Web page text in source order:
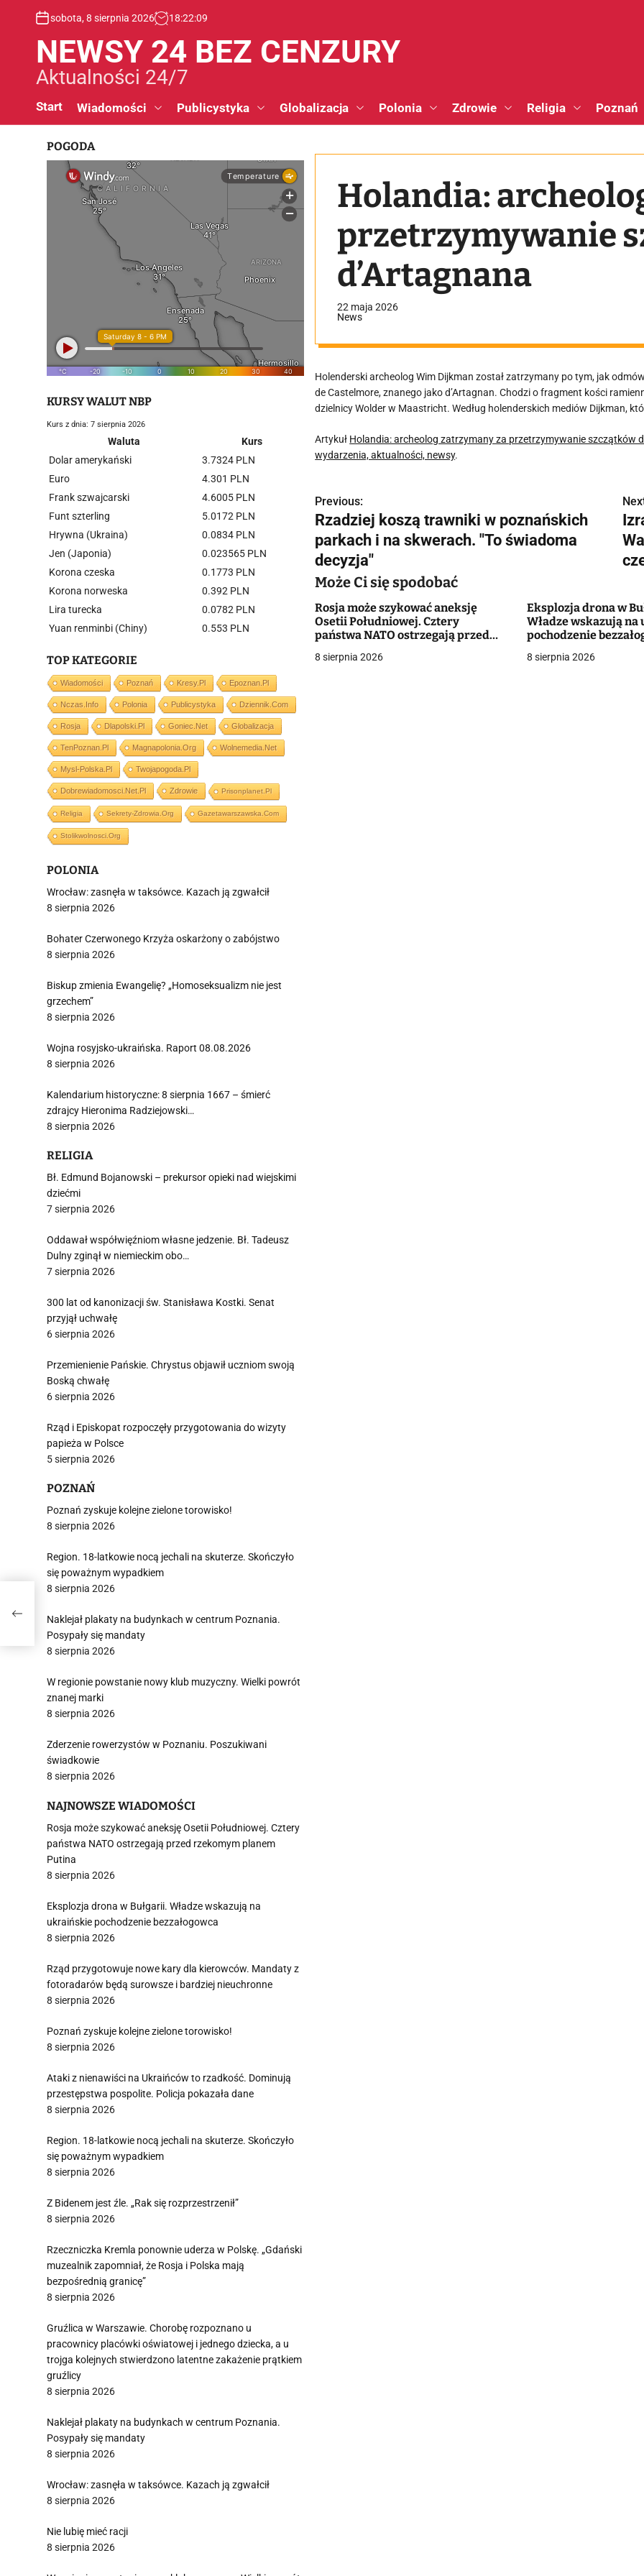
sobota, 8 sierpnia 2026 18:22:10
NEWSY 24 BEZ CENZURY
Aktualności 24/7
Start Wiadomości Publicystyka Globalizacja Polonia Zdrowie Religia Poznań
Holandia:
przetrzymywanie
d’Artagnana
22 maja 2026
News
Holenderski archeolog Wim Dijkman został zatrzymany po tym, jak
de Castelmore, znanego jako d’Artagnan. Chodzi o fragment kości
dzielnicy Wolder w Maastricht. Według holenderskich mediów Dijkman,
Artykuł Holandia: archeolog zatrzymany za przetrzymywanie szczątków
wydarzenia, aktualności, newsy.
N
a
w
i
g
a
Previous:
Rzadziej koszą trawniki w poznańskich
parkach i na skwerach. "To świadoma
decyzja"
Może Ci się spodobać
Rosja może szykować aneksję
Osetii Południowej. Cztery
państwa NATO ostrzegają przed
8 sierpnia 2026
Eksplozja drona w
Władze wskazują
pochodzenie
8 sierpnia 2026
POGODA
KURSY WALUT NBP
Kurs z dnia: 7 sierpnia 2026
Waluta
Kurs
Dolar amerykański
3.7324 PLN
Euro
4.301 PLN
Frank szwajcarski
4.6005 PLN
Funt szterling
5.0172 PLN
Hrywna (Ukraina)
0.0834 PLN
Jen (Japonia)
0.023565 PLN
Korona czeska
0.1773 PLN
Korona norweska
0.392 PLN
Lira turecka
0.0782 PLN
Yuan renminbi (Chiny)
0.553 PLN
TOP KATEGORIE
Wiadomości Poznań Kresy.pl Epoznan.pl
Nczas.info Polonia Publicystyka Dziennik.com
Rosja Dlapolski.pl Goniec.net Globalizacja
TenPoznan.pl Magnapolonia.org Wolnemedia.net
Mysl-Polska.pl Twojapogoda.pl
Dobrewiadomosci.net.pl Zdrowie Prisonplanet.pl
Religia Sekrety-Zdrowia.org Gazetawarszawska.com
Stolikwolnosci.org
POLONIA
Wrocław: zasnęła w taksówce. Kazach ją zgwałcił
8 sierpnia 2026
Bohater Czerwonego Krzyża oskarżony o zabójstwo
8 sierpnia 2026
Biskup zmienia Ewangelię? „Homoseksualizm nie jest
grzechem”
8 sierpnia 2026
Wojna rosyjsko-ukraińska. Raport 08.08.2026
8 sierpnia 2026
Kalendarium historyczne: 8 sierpnia 1667 – śmierć
zdrajcy Hieronima Radziejowski…
8 sierpnia 2026
RELIGIA
Bł. Edmund Bojanowski – prekursor opieki nad wiejskimi
dziećmi
7 sierpnia 2026
Oddawał współwięźniom własne jedzenie. Bł. Tadeusz
Dulny zginął w niemieckim obo…
7 sierpnia 2026
300 lat od kanonizacji św. Stanisława Kostki. Senat
przyjął uchwałę
6 sierpnia 2026
Przemienienie Pańskie. Chrystus objawił uczniom swoją
Boską chwałę
6 sierpnia 2026
Rząd i Episkopat rozpoczęły przygotowania do wizyty
papieża w Polsce
5 sierpnia 2026
POZNAŃ
Poznań zyskuje kolejne zielone torowisko!
8 sierpnia 2026
Region. 18-latkowie nocą jechali na skuterze. Skończyło
się poważnym wypadkiem
8 sierpnia 2026
Naklejał plakaty na budynkach w centrum Poznania.
Posypały się mandaty
8 sierpnia 2026
W regionie powstanie nowy klub muzyczny. Wielki powrót
znanej marki
8 sierpnia 2026
Zderzenie rowerzystów w Poznaniu. Poszukiwani
świadkowie
8 sierpnia 2026
NAJNOWSZE WIADOMOŚCI
Rosja może szykować aneksję Osetii Południowej. Cztery
państwa NATO ostrzegają przed rzekomym planem
Putina
8 sierpnia 2026
Eksplozja drona w Bułgarii. Władze wskazują na
ukraińskie pochodzenie bezzałogowca
8 sierpnia 2026
Rząd przygotowuje nowe kary dla kierowców. Mandaty z
fotoradarów będą surowsze i bardziej nieuchronne
8 sierpnia 2026
Poznań zyskuje kolejne zielone torowisko!
8 sierpnia 2026
Ataki z nienawiści na Ukraińców to rzadkość. Dominują
przestępstwa pospolite. Policja pokazała dane
8 sierpnia 2026
Region. 18-latkowie nocą jechali na skuterze. Skończyło
się poważnym wypadkiem
8 sierpnia 2026
Z Bidenem jest źle. „Rak się rozprzestrzenił”
8 sierpnia 2026
Rzeczniczka Kremla ponownie uderza w Polskę. „Gdański
muzealnik zapomniał, że Rosja i Polska mają
bezpośrednią granicę”
8 sierpnia 2026
Gruźlica w Warszawie. Chorobę rozpoznano u
pracownicy placówki oświatowej i jednego dziecka, a u
trojga kolejnych stwierdzono latentne zakażenie prątkiem
gruźlicy
8 sierpnia 2026
Naklejał plakaty na budynkach w centrum Poznania.
Posypały się mandaty
8 sierpnia 2026
Wrocław: zasnęła w taksówce. Kazach ją zgwałcił
8 sierpnia 2026
Nie lubię mieć racji
8 sierpnia 2026